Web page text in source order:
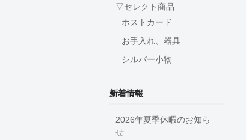
▽セレクト商品
ポストカード
お手入れ、器具
シルバー小物
新着情報
2026年夏季休暇のお知ら
せ